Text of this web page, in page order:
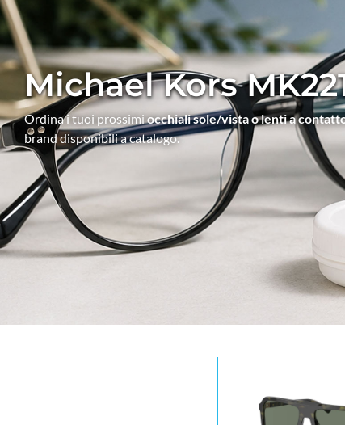
Michael Kors
Ordina i tuoi prossimiocchiali sole/vista o lenti a
brand disponibili a catalogo.